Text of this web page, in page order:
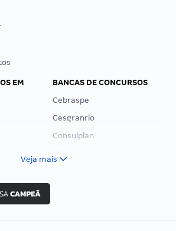
EM
BANCAS DE CONCURSOS
Cebraspe
Cesgranrio
Consulplan
Veja mais